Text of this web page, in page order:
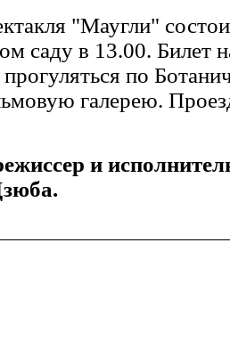
"Маугли"
саду в 13.00. Билет
по
галерею.
и